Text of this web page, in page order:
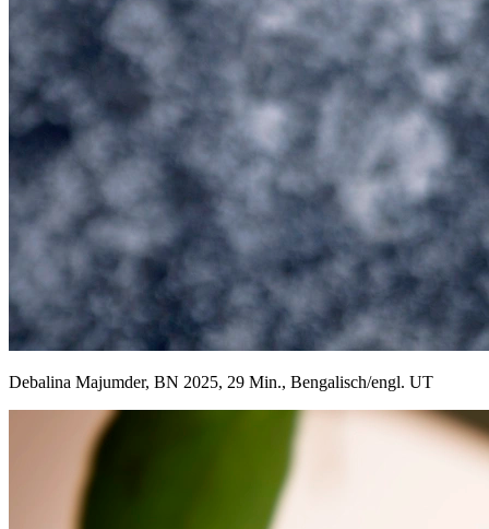
Debalina Majumder, BN 2025, 29 Min., Bengalisch/engl. UT